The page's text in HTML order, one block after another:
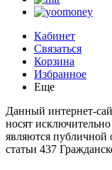
Кабинет
Связаться
Корзина
Избранное
Еще
Данный интернет-
носят
являются публичной
статьи 437